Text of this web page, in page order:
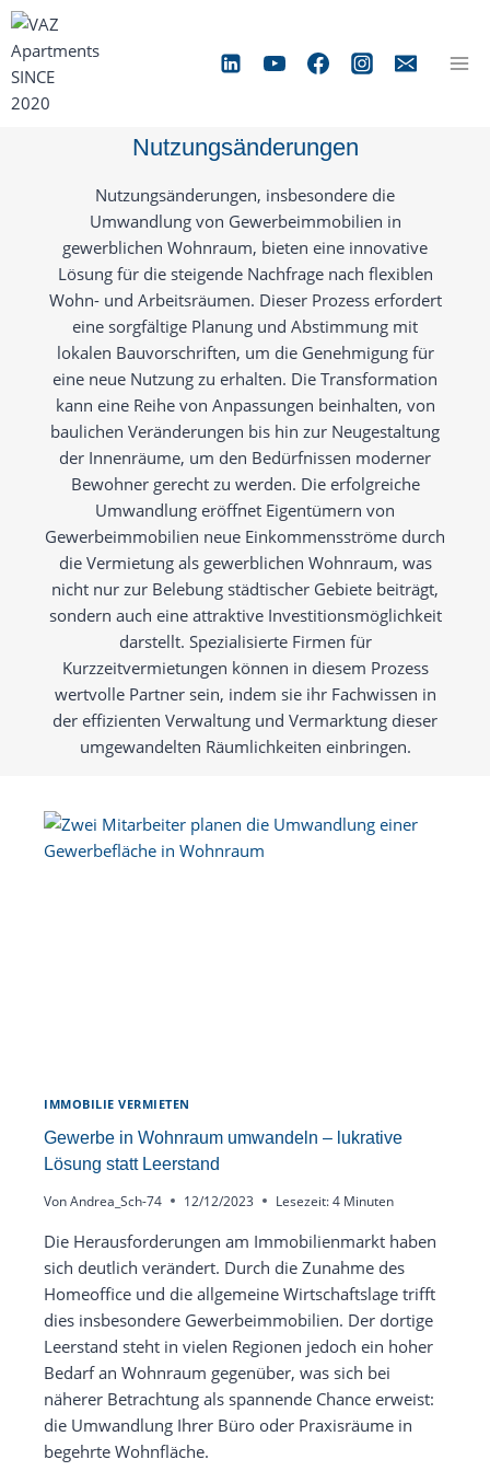
Zum
springen
Nutzungsänderungen
Nutzungsänderungen, insbesondere die
Umwandlung von Gewerbeimmobilien in
gewerblichen Wohnraum, bieten eine innovative
Lösung für die steigende Nachfrage nach flexiblen
Wohn- und Arbeitsräumen. Dieser Prozess erfordert
eine sorgfältige Planung und Abstimmung mit
lokalen Bauvorschriften, um die Genehmigung für
eine neue Nutzung zu erhalten. Die Transformation
kann eine Reihe von Anpassungen beinhalten, von
baulichen Veränderungen bis hin zur Neugestaltung
der Innenräume, um den Bedürfnissen moderner
Bewohner gerecht zu werden. Die erfolgreiche
Umwandlung eröffnet Eigentümern von
Gewerbeimmobilien neue Einkommensströme durch
die Vermietung als gewerblichen Wohnraum, was
nicht nur zur Belebung städtischer Gebiete beiträgt,
sondern auch eine attraktive Investitionsmöglichkeit
darstellt. Spezialisierte Firmen für
Kurzzeitvermietungen können in diesem Prozess
wertvolle Partner sein, indem sie ihr Fachwissen in
der effizienten Verwaltung und Vermarktung dieser
umgewandelten Räumlichkeiten einbringen.
IMMOBILIE VERMIETEN
Gewerbe in Wohnraum umwandeln – lukrative
Lösung statt Leerstand
VonAndrea_Sch-74 12/12/2023 Lesezeit:4 Minuten
Die Herausforderungen am Immobilienmarkt haben
sich deutlich verändert. Durch die Zunahme des
Homeoffice und die allgemeine Wirtschaftslage trifft
dies insbesondere Gewerbeimmobilien. Der dortige
Leerstand steht in vielen Regionen jedoch ein hoher
Bedarf an Wohnraum gegenüber, was sich bei
näherer Betrachtung als spannende Chance erweist:
die Umwandlung Ihrer Büro oder Praxisräume in
begehrte Wohnfläche.